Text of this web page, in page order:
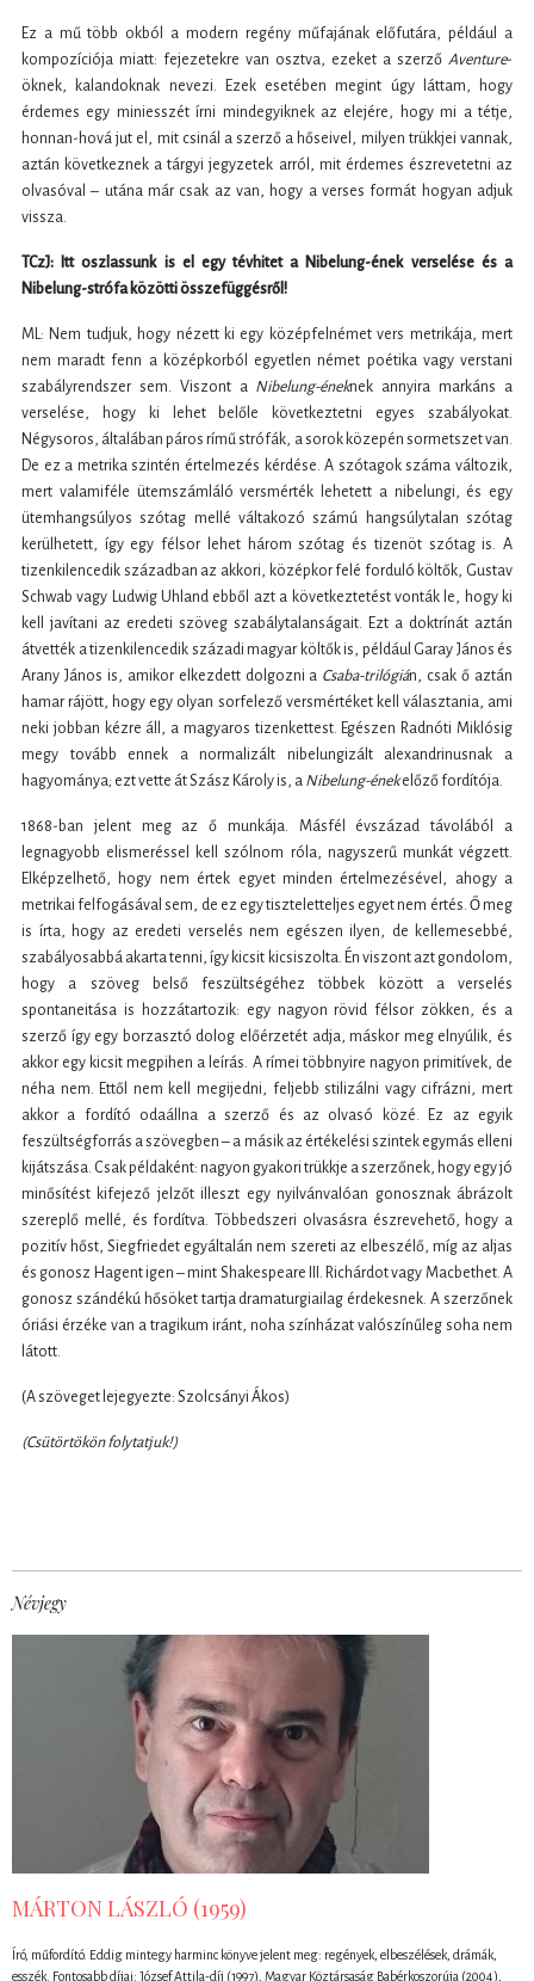
Ez a mű több okból a modern regény műfajának előfutára, például a
kompozíciója miatt: fejezetekre van osztva, ezeket a szerző Aventure-
öknek, kalandoknak nevezi. Ezek esetében megint úgy láttam, hogy
érdemes egy miniesszét írni mindegyiknek az elejére, hogy mi a tétje,
honnan-hová jut el, mit csinál a szerző a hőseivel, milyen trükkjei vannak,
aztán következnek a tárgyi jegyzetek arról, mit érdemes észrevetetni az
olvasóval – utána már csak az van, hogy a verses formát hogyan adjuk
vissza.
TCzJ: Itt oszlassunk is el egy tévhitet a Nibelung-ének verselése és a
Nibelung-strófa közötti összefüggésről!
ML: Nem tudjuk, hogy nézett ki egy középfelnémet vers metrikája, mert
nem maradt fenn a középkorból egyetlen német poétika vagy verstani
szabályrendszer sem. Viszont a Nibelung-éneknek annyira markáns a
verselése, hogy ki lehet belőle következtetni egyes szabályokat.
Négysoros, általában páros rímű strófák, a sorok közepén sormetszet van.
De ez a metrika szintén értelmezés kérdése. A szótagok száma változik,
mert valamiféle ütemszámláló versmérték lehetett a nibelungi, és egy
ütemhangsúlyos szótag mellé váltakozó számú hangsúlytalan szótag
kerülhetett, így egy félsor lehet három szótag és tizenöt szótag is. A
tizenkilencedik században az akkori, középkor felé forduló költők, Gustav
Schwab vagy Ludwig Uhland ebből azt a következtetést vonták le, hogy ki
kell javítani az eredeti szöveg szabálytalanságait. Ezt a doktrínát aztán
átvették a tizenkilencedik századi magyar költők is, például Garay János és
Arany János is, amikor elkezdett dolgozni a Csaba-trilógián, csak ő aztán
hamar rájött, hogy egy olyan sorfelező versmértéket kell választania, ami
neki jobban kézre áll, a magyaros tizenkettest. Egészen Radnóti Miklósig
megy tovább ennek a normalizált nibelungizált alexandrinusnak a
hagyománya; ezt vette át Szász Károly is, a Nibelung-énekelőző fordítója.
1868-ban jelent meg az ő munkája. Másfél évszázad távolából a
legnagyobb elismeréssel kell szólnom róla, nagyszerű munkát végzett.
Elképzelhető, hogy nem értek egyet minden értelmezésével, ahogy a
metrikai felfogásával sem, de ez egy tiszteletteljes egyet nem értés. Ő meg
is írta, hogy az eredeti verselés nem egészen ilyen, de kellemesebbé,
szabályosabbá akarta tenni, így kicsit kicsiszolta. Én viszont azt gondolom,
hogy a szöveg belső feszültségéhez többek között a verselés
spontaneitása is hozzátartozik: egy nagyon rövid félsor zökken, és a
szerző így egy borzasztó dolog előérzetét adja, máskor meg elnyúlik, és
akkor egy kicsit megpihen a leírás. A rímei többnyire nagyon primitívek, de
néha nem. Ettől nem kell megijedni, feljebb stilizálni vagy cifrázni, mert
akkor a fordító odaállna a szerző és az olvasó közé. Ez az egyik
feszültségforrás a szövegben – a másik az értékelési szintek egymás elleni
kijátszása. Csak példaként: nagyon gyakori trükkje a szerzőnek, hogy egy jó
minősítést kifejező jelzőt illeszt egy nyilvánvalóan gonosznak ábrázolt
szereplő mellé, és fordítva. Többedszeri olvasásra észrevehető, hogy a
pozitív hőst, Siegfriedet egyáltalán nem szereti az elbeszélő, míg az aljas
és gonosz Hagent igen – mint Shakespeare III. Richárdot vagy Macbethet. A
gonosz szándékú hősöket tartja dramaturgiailag érdekesnek. A szerzőnek
óriási érzéke van a tragikum iránt, noha színházat valószínűleg soha nem
látott.
(A szöveget lejegyezte: Szolcsányi Ákos)
(Csütörtökön folytatjuk!)
Névjegy
MÁRTON LÁSZLÓ (1959)
Író, műfordító. Eddig mintegy harminc könyve jelent meg: regények, elbeszélések, drámák,
esszék. Fontosabb díjai: József Attila-díj (1997), Magyar Köztársaság Babérkoszorúja (2004),